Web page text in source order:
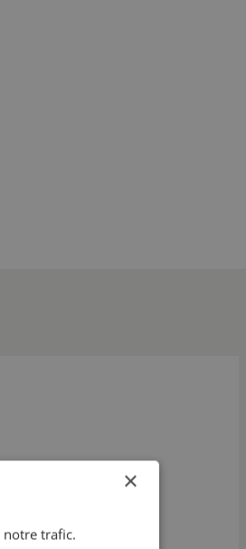
serons heureux de
×
notre trafic.